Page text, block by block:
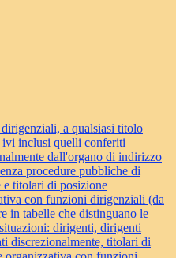
a qualsiasi titolo
inclusi quelli conferiti
dall'organo di indirizzo
procedure pubbliche di
e titolari di posizione
con funzioni dirigenziali (da
in tabelle che distinguano le
dirigenti, dirigenti
discrezionalmente, titolari di